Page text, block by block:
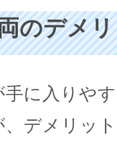
のデメ
手に入りや
、デメリッ